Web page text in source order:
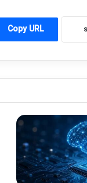
Copy URL